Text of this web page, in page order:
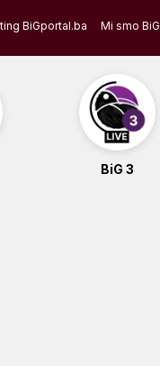
BiGportal.ba Mi smo BiG
BiG 3